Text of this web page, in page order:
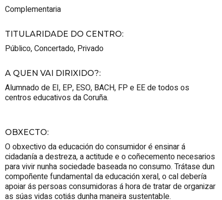
Complementaria
TITULARIDADE DO CENTRO:
Público,Concertado, Privado
A QUEN VAI DIRIXIDO?:
Alumnado de EI, EP, ESO, BACH, FP e EE de todos os
centros educativos da Coruña.
OBXECTO:
O obxectivo da educación do consumidor é ensinar á
cidadanía a destreza, a actitude e o coñecemento necesarios
para vivir nunha sociedade baseada no consumo. Trátase dun
compoñente fundamental da educación xeral, o cal debería
apoiar ás persoas consumidoras á hora de tratar de organizar
as súas vidas cotiás dunha maneira sustentable.